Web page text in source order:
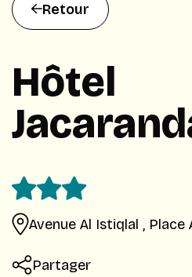
Retour
Hôtel
Avenue Al Istiqlal ,
Partager